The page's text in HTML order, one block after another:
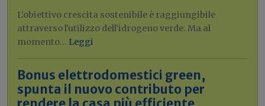
L'obiettivo crescita sostenibile è raggiungibile
attraverso l'utilizzo dell'idrogeno verde. Ma al
momento... Leggi
Bonus elettrodomestici green,
spunta il nuovo contributo per